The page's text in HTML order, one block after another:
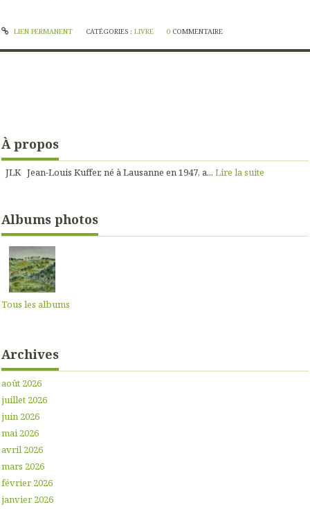
LIEN PERMANENT CATÉGORIES : LIVRE 0 COMMENTAIRE
À propos
JLK Jean-Louis Kuffer, né à Lausanne en 1947, a... Lire la suite
Albums photos
Tous les albums
Archives
août 2026
juillet 2026
juin 2026
mai 2026
avril 2026
mars 2026
février 2026
janvier 2026